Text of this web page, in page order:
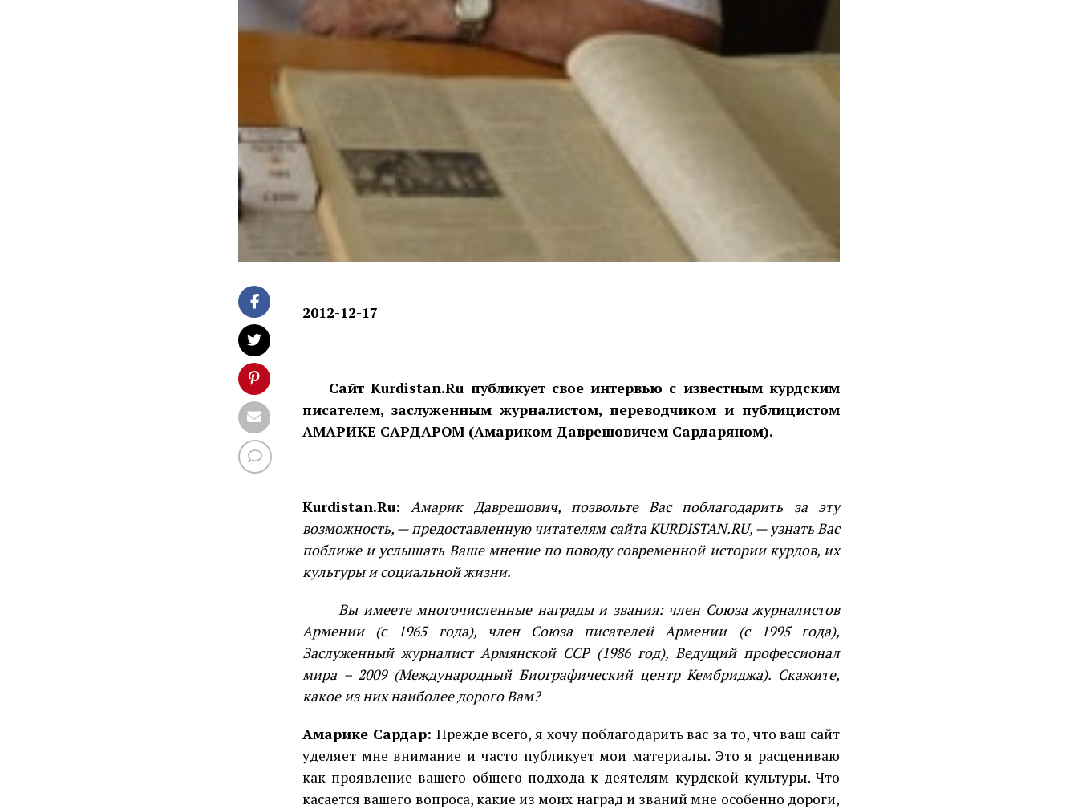
2012-12-17
Сайт Kurdistan.Ru публикует свое интервью с известным курдским
писателем, заслуженным журналистом, переводчиком и публицистом
АМАРИКЕ САРДАРОМ (Амариком Даврешовичем Сардаряном).
Kurdistan.Ru:
Амарик Даврешович, позвольте Вас поблагодарить за эту
возможность, — предоставленную читателям сайта KURDISTAN.RU, — узнать Вас
поближе и услышать Ваше мнение по поводу современной истории курдов, их
культуры и социальной жизни.
Вы имеете многочисленные награды и звания: член Союза журналистов
Армении (с 1965 года), член Союза писателей Армении (с 1995 года),
Заслуженный журналист Армянской ССР (1986 год), Ведущий профессионал
мира – 2009 (Международный Биографический центр Кембриджа). Скажите,
какое из них наиболее дорого Вам?
Амарике Сардар: Прежде всего, я хочу поблагодарить вас за то, что ваш сайт
уделяет мне внимание и часто публикует мои материалы. Это я расцениваю
как проявление вашего общего подхода к деятелям курдской культуры. Что
касается вашего вопроса, какие из моих наград и званий мне особенно дороги,